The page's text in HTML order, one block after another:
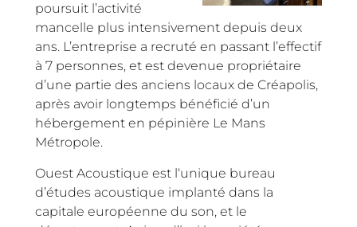
poursuit l’activité
mancelle plus intensivement depuis deux
ans. L’entreprise a recruté en passant l’effectif
à 7 personnes, et est devenue propriétaire
d’une partie des anciens locaux de Créapolis,
après avoir longtemps bénéficié d’un
hébergement en pépinière Le Mans
Métropole.
Ouest Acoustique est l‘unique bureau
d’études acoustique implanté dans la
capitale européenne du son, et le